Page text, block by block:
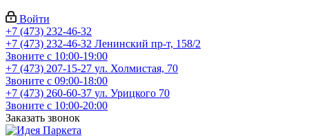
Войти
+7 (473) 232-46-32
+7 (473) 232-46-32 Ленинский пр-т, 158/2
Звоните с 10:00-19:00
+7 (473) 207-15-27 ул. Холмистая, 70
Звоните с 09:00-18:00
+7 (473) 260-60-37 ул. Урицкого 70
Звоните с 10:00-20:00
Заказать звонок